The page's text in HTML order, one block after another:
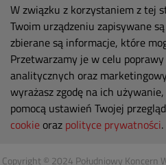
W związku z korzystaniem z tej
Twoim urządzeniu zapisywane
zbierane są informacje, które
Przetwarzamy je w celu
analitycznych oraz
wyrażasz zgodę na ich
pomocą ustawień Twojej
cookie oraz polityce prywatności.
Copyright © 2024 Południowy Koncern